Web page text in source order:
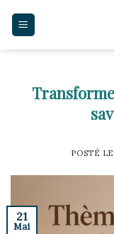
POSTÉ LE
21
Mai